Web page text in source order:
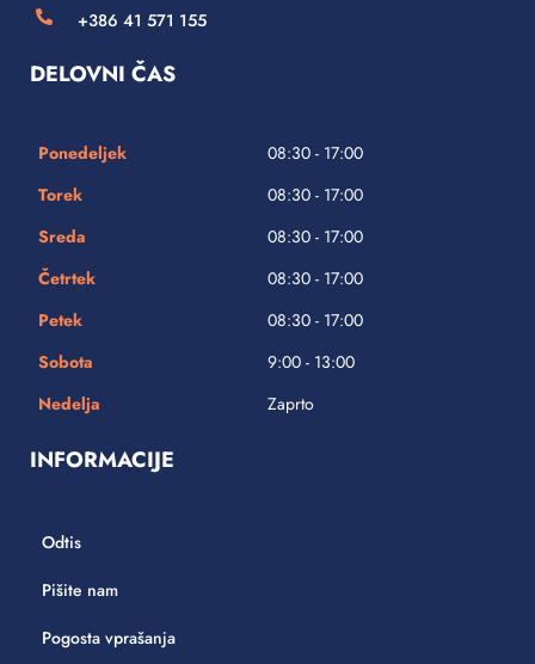
+386 41 571 155
DELOVNI ČAS
Ponedeljek
08:30 - 17:00
Torek
08:30 - 17:00
Sreda
08:30 - 17:00
Četrtek
08:30 - 17:00
Petek
08:30 - 17:00
Sobota
9:00 - 13:00
Nedelja
Zaprto
INFORMACIJE
Odtis
Pišite nam
Pogosta vprašanja